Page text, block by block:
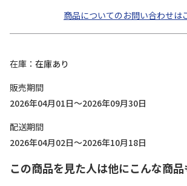
商品についてのお問い合わせは
在庫
在庫あり
販売期間
2026年04月01日～2026年09月30日
配送期間
2026年04月02日～2026年10月18日
この商品を見た人は他にこんな商